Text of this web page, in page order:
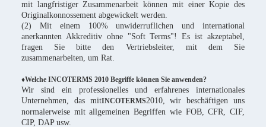
mit langfristiger Zusammenarbeit können mit einer Kopie des
Originalkonnossement abgewickelt werden.
(2) Mit einem 100% unwiderruflichen und international
anerkannten Akkreditiv ohne "Soft Terms"! Es ist akzeptabel,
fragen Sie bitte den Vertriebsleiter, mit dem Sie
zusammenarbeiten, um Rat.
♦Welche INCOTERMS 2010 Begriffe können Sie anwenden?
Wir sind ein professionelles und erfahrenes internationales
Unternehmen, das mitINCOTERMS2010, wir beschäftigen uns
normalerweise mit allgemeinen Begriffen wie FOB, CFR, CIF,
CIP, DAP usw.